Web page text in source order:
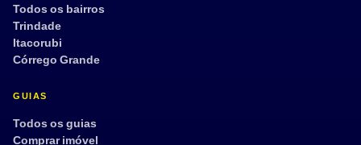
Todos os bairros
Trindade
Itacorubi
Córrego Grande
GUIAS
Todos os guias
Comprar imóvel